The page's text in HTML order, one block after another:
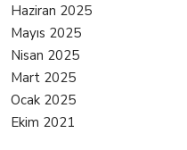
Haziran 2025
Mayıs 2025
Nisan 2025
Mart 2025
Ocak 2025
Ekim 2021